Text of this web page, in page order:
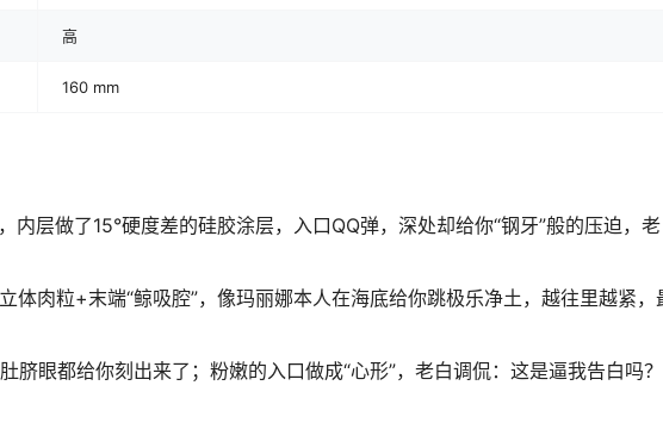
高
160 mm
内层做了15°硬度差的硅胶涂层，入口QQ弹，深处却给你“钢牙”般的压迫，
体肉粒+末端“鲸吸腔”，像玛丽娜本人在海底给你跳极乐净土，越往里越紧，
脐眼都给你刻出来了；粉嫩的入口做成“心形”，老白调侃：这是逼我告白吗？